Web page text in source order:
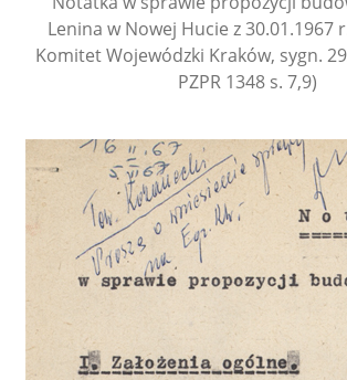
Lenina w Nowej Hucie z 30.01.1967
Komitet Wojewódzki Kraków, sygn.
PZPR 1348 s. 7,9)